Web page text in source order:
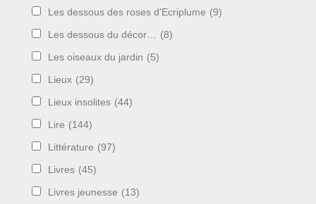
Les dessous des roses d'Ecriplume (9)
Les dessous du décor… (8)
Les oiseaux du jardin (5)
Lieux (29)
Lieux insolites (44)
Lire (144)
Littérature (97)
Livres (45)
Livres jeunesse (13)